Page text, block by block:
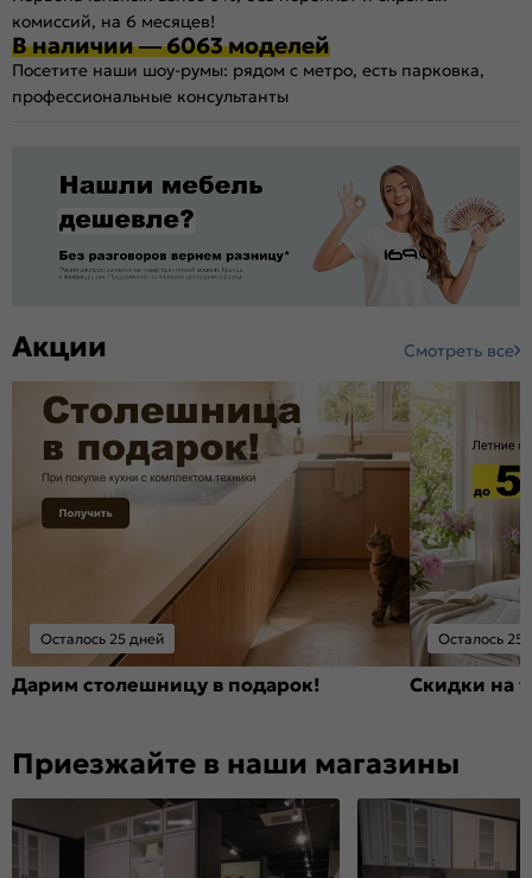
комиссий, на 6 месяцев!
В наличии — 6063 моделей
Посетите наши шоу-румы: рядом с метро, есть парковка,
профессиональные консультанты
Акции Смотреть все
Осталось 25 дней
Дарим столешницу в подарок!
Осталось 25
Скидки на
Приезжайте в наши магазины